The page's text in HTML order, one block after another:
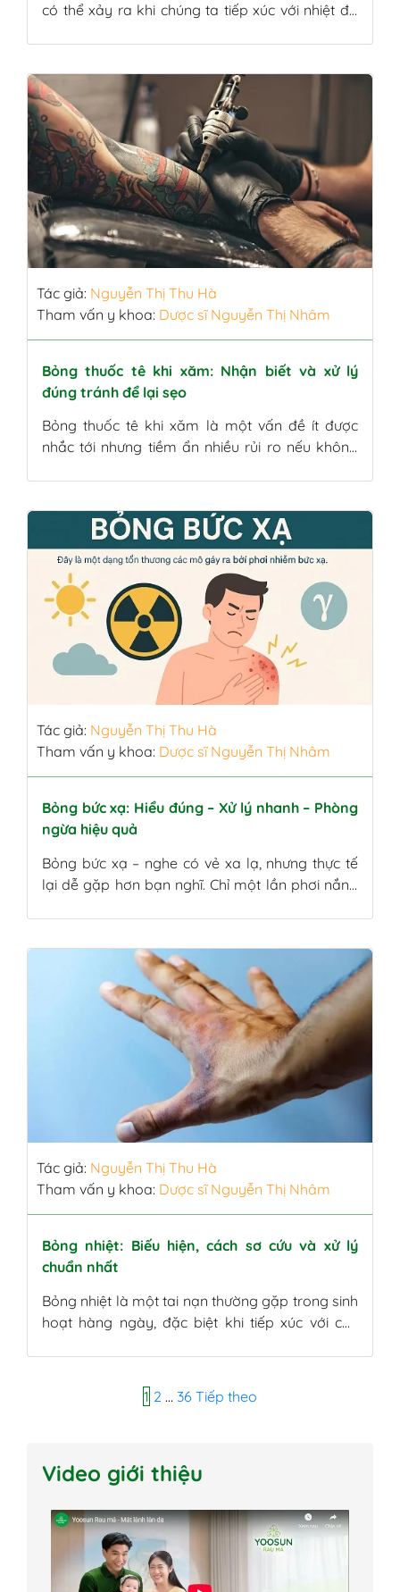
có thể xảy ra khi chúng ta tiếp xúc với nhiệt độ
khó chịu, nhiều người còn lo lắng về nguy cơ để
lại […]
Tác giả: Nguyễn Thị Thu Hà
Tham vấn y khoa: Dược sĩ Nguyễn Thị Nhâm
Bỏng thuốc tê khi xăm: Nhận biết và xử lý
đúng tránh để lại sẹo
Bỏng thuốc tê khi xăm là một vấn đề ít được
nhắc tới nhưng tiềm ẩn nhiều rủi ro nếu không
đúng cách. Vậy dấu hiệu nhận biết bỏng thuốc
tê là gì, […]
Tác giả: Nguyễn Thị Thu Hà
Tham vấn y khoa: Dược sĩ Nguyễn Thị Nhâm
Bỏng bức xạ: Hiểu đúng – Xử lý nhanh – Phòng
ngừa hiệu quả
Bỏng bức xạ – nghe có vẻ xa lạ, nhưng thực tế
lại dễ gặp hơn bạn nghĩ. Chỉ một lần phơi nắng
đủ khiến làn da bị tổn thương nghiêm trọng. Từ
Tác giả: Nguyễn Thị Thu Hà
Tham vấn y khoa: Dược sĩ Nguyễn Thị Nhâm
Bỏng nhiệt: Biếu hiện, cách sơ cứu và xử lý
chuẩn nhất
Bỏng nhiệt là một tai nạn thường gặp trong sinh
hoạt hàng ngày, đặc biệt khi tiếp xúc với các
bỏng cũng như cách xử lý kịp thời sẽ giúp hạn
chế tổn thương da, ngăn ngừa biến […]
Điều
bài
viết
1 2 … 36 Tiếp theo
Video giới thiệu